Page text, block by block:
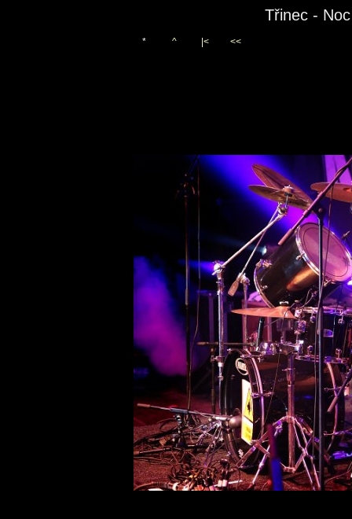
Třinec -
* ^ |< <<